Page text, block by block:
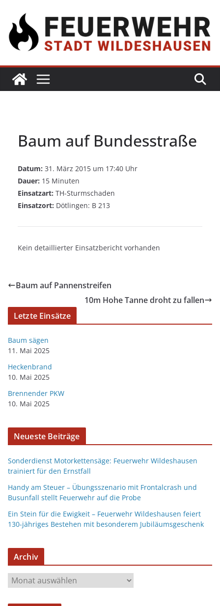
Baum auf Bundesstraße
Datum: 31. März 2015 um 17:40 Uhr
Dauer: 15 Minuten
Einsatzart: TH-Sturmschaden
Einsatzort: Dötlingen: B 213
Kein detaillierter Einsatzbericht vorhanden
Baum auf Pannenstreifen
10m Hohe Tanne droht zu fallen
Letzte Einsätze
Baum sägen
11. Mai 2025
Heckenbrand
10. Mai 2025
Brennender PKW
10. Mai 2025
Neueste Beiträge
Sonderdienst Motorkettensäge: Feuerwehr Wildeshausen
trainiert für den Ernstfall
Handy am Steuer – Übungsszenario mit Frontalcrash und
Busunfall stellt Feuerwehr auf die Probe
Ein Stein für die Ewigkeit – Feuerwehr Wildeshausen feiert
130-jähriges Bestehen mit besonderem Jubiläumsgeschenk
Archiv